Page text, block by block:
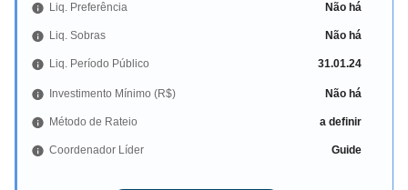
Liq. Preferência Não há
Liq. Sobras Não há
Liq. Período Público 31.01.24
Investimento Mínimo (R$) Não há
Método de Rateio a definir
Coordenador Líder Guide